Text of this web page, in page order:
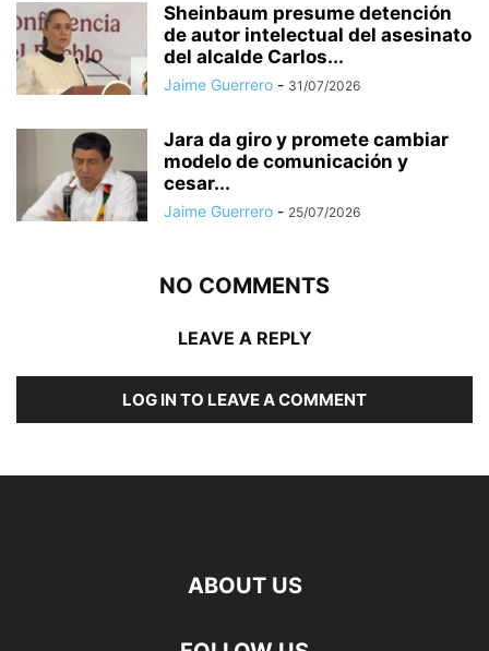
Sheinbaum presume detención
de autor intelectual del asesinato
del alcalde Carlos...
Jaime Guerrero - 31/07/2026
Jara da giro y promete cambiar
modelo de comunicación y
cesar...
Jaime Guerrero - 25/07/2026
NO COMMENTS
LEAVE A REPLY
LOG IN TO LEAVE A COMMENT
ABOUT US